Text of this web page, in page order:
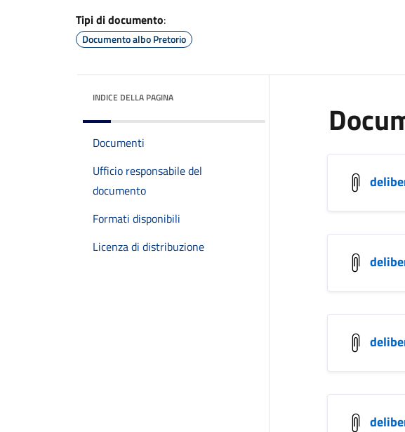
Tipi di documento:
Documento albo Pretorio
INDICE DELLA PAGINA
Documenti
Ufficio responsabile del
documento
Formati disponibili
Licenza di distribuzione